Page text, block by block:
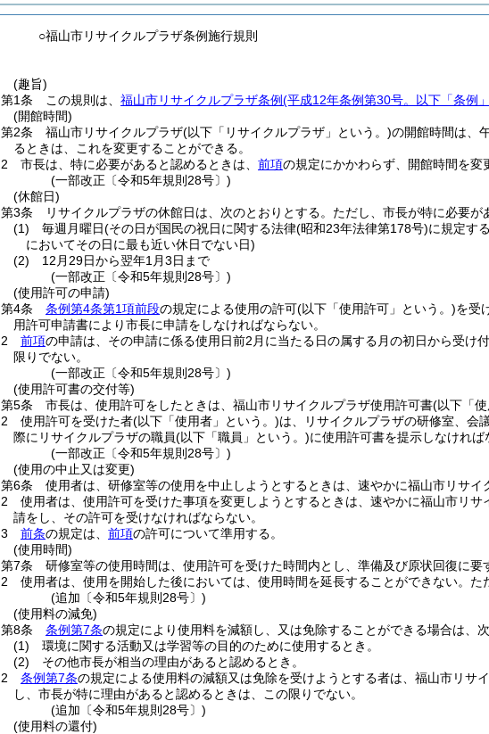
○福山市リサイクルプラザ条例施行規則
(趣旨)
第1条
この規則は、 福山市リサイクルプラザ条例(平成12年条例第30号。以下「条例
(開館時間)
第2条
福山市リサイクルプラザ(以下「リサイクルプラザ」という。)の開館時間は、
るときは、これを変更することができる。
2
市長は、特に必要があると認めるときは、 前項の規定にかかわらず、開館時間を変
(一部改正〔令和5年規則28号〕)
(休館日)
第3条
リサイクルプラザの休館日は、次のとおりとする。 ただし、市長が特に必要が
(1)
毎週月曜日(その日が国民の祝日に関する法律(昭和23年法律第178号)に規定す
においてその日に最も近い休日でない日)
(2)
12月29日から翌年1月3日まで
(一部改正〔令和5年規則28号〕)
(使用許可の申請)
第4条
条例第4条第1項前段の規定による使用の許可(以下「使用許可」という。)を受
用許可申請書により市長に申請をしなければならない。
2
前項の申請は、その申請に係る使用日前2月に当たる日の属する月の初日から受け付
限りでない。
(一部改正〔令和5年規則28号〕)
(使用許可書の交付等)
第5条
市長は、使用許可をしたときは、福山市リサイクルプラザ使用許可書(以下「
2
使用許可を受けた者(以下「使用者」という。)は、リサイクルプラザの研修室、会
際にリサイクルプラザの職員(以下「職員」という。)に使用許可書を提示しなければ
(一部改正〔令和5年規則28号〕)
(使用の中止又は変更)
第6条
使用者は、研修室等の使用を中止しようとするときは、速やかに福山市リサ
2
使用者は、使用許可を受けた事項を変更しようとするときは、速やかに福山市リ
請をし、その許可を受けなければならない。
3
前条の規定は、 前項の許可について準用する。
(使用時間)
第7条
研修室等の使用時間は、使用許可を受けた時間内とし、準備及び原状回復に要
2
使用者は、使用を開始した後においては、使用時間を延長することができない。 た
(追加〔令和5年規則28号〕)
(使用料の減免)
第8条
条例第7条の規定により使用料を減額し、又は免除することができる場合は、次
(1)
環境に関する活動又は学習等の目的のために使用するとき。
(2)
その他市長が相当の理由があると認めるとき。
2
条例第7条の規定による使用料の減額又は免除を受けようとする者は、福山市リサ
し、市長が特に理由があると認めるときは、この限りでない。
(追加〔令和5年規則28号〕)
(使用料の還付)